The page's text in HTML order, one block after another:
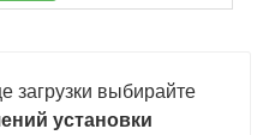
загрузки выбирайте
установки